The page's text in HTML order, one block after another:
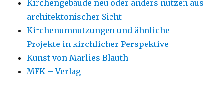
Kirchengebäude neu oder anders nutzen aus
architektonischer Sicht
Kirchenumnutzungen und ähnliche
Projekte in kirchlicher Perspektive
Kunst von Marlies Blauth
MFK – Verlag